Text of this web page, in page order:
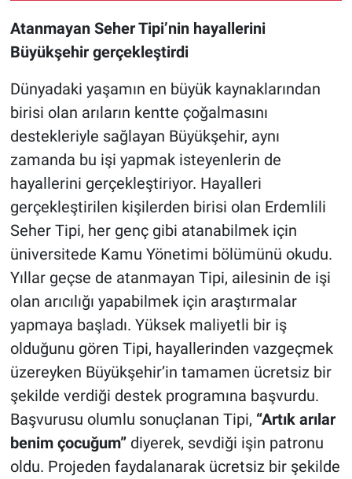
Atanmayan Seher Tipi’nin hayallerini
Büyükşehir gerçekleştirdi
Dünyadaki yaşamın en büyük kaynaklarından
birisi olan arıların kentte çoğalmasını
destekleriyle sağlayan Büyükşehir, aynı
zamanda bu işi yapmak isteyenlerin de
hayallerini gerçekleştiriyor. Hayalleri
gerçekleştirilen kişilerden birisi olan Erdemlili
Seher Tipi, her genç gibi atanabilmek için
üniversitede Kamu Yönetimi bölümünü okudu.
Yıllar geçse de atanmayan Tipi, ailesinin de işi
olan arıcılığı yapabilmek için araştırmalar
yapmaya başladı. Yüksek maliyetli bir iş
olduğunu gören Tipi, hayallerinden vazgeçmek
üzereyken Büyükşehir’in tamamen ücretsiz bir
şekilde verdiği destek programına başvurdu.
Başvurusu olumlu sonuçlanan Tipi, “Artık arılar
benim çocuğum”diyerek, sevdiği işin patronu
oldu. Projeden faydalanarak ücretsiz bir şekilde